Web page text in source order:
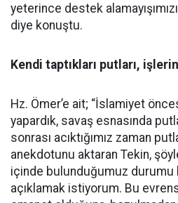
yeterince destek
diye konuştu.
Kendi taptıkları putları,
Hz. Ömer’e ait; “İslamiyet
yapardık, savaş esnasında
sonrası acıktığımız zaman
anekdotunu aktaran Tekin,
içinde bulunduğumuz durumu
açıklamak istiyorum. Bu